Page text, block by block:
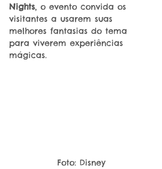
Nights, o evento convida os
visitantes a usarem suas
melhores fantasias do tema
para viverem experiências
mágicas.
Foto: Disney